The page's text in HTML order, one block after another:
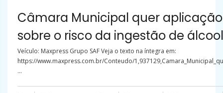
Câmara Municipal quer
sobre o risco da ingestão de
Veículo: Maxpress Grupo SAF Veja o texto na íntegra em:
https://www.maxpress.com.br/Conteudo/
...